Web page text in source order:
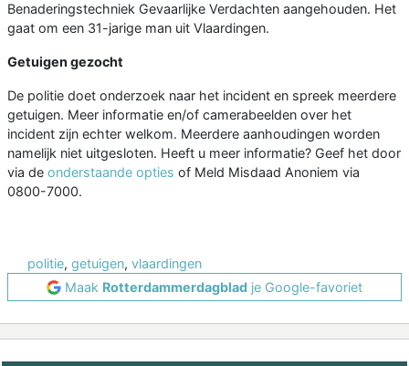
Benaderingstechniek Gevaarlijke Verdachten aangehouden. Het
gaat om een 31-jarige man uit Vlaardingen.
Getuigen gezocht
De politie doet onderzoek naar het incident en spreek meerdere
getuigen. Meer informatie en/of camerabeelden over het
incident zijn echter welkom. Meerdere aanhoudingen worden
namelijk niet uitgesloten. Heeft u meer informatie? Geef het door
via de onderstaande opties of Meld Misdaad Anoniem via
0800-7000.
politie, getuigen, vlaardingen
Maak Rotterdammerdagblad je Google-favoriet